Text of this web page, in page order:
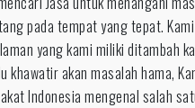
Profesional
untuk
daerah
Brebes
pada tempat yang tepat.
yang kami miliki ditambah
khawatir akan masalah hama,
Indonesia mengenal salah